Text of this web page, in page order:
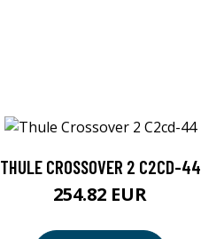
THULE CROSSOVER 2 C2CD-44
254.82 EUR